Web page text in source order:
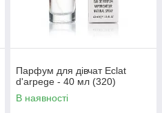
Парфум для дівчат Eclat
d'arpege - 40 мл (320)
В наявності